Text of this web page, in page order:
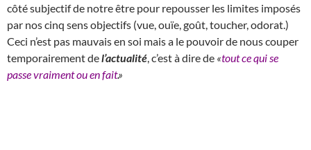
côté subjectif de notre être pour repousser les limites imposés
par nos cinq sens objectifs (vue, ouïe, goût, toucher, odorat.)
Ceci n’est pas mauvais en soi mais a le pouvoir de nous couper
temporairement del’actualité , c’est à dire de «tout ce qui se
passe vraiment ou en fait.»